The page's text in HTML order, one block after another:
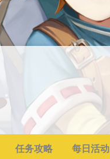
任务攻略 每日活动